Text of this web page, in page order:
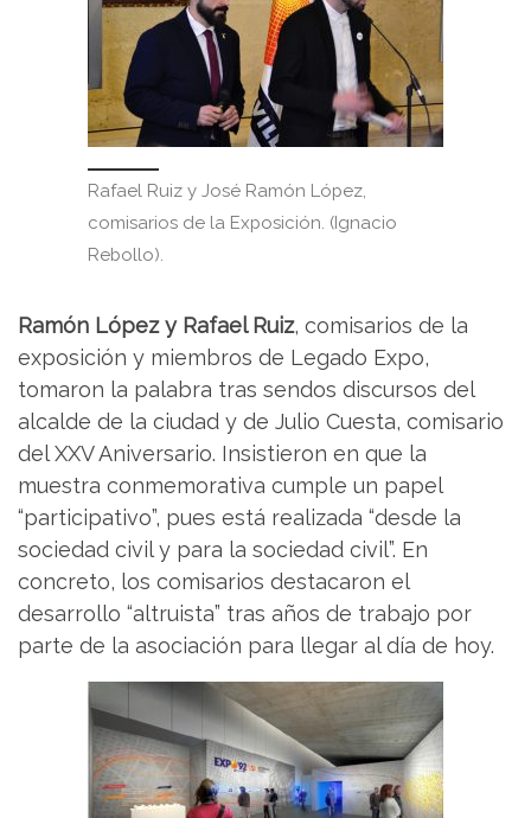
Rafael Ruiz y José Ramón López,
comisarios de la Exposición. (Ignacio
Rebollo).
Ramón López y Rafael Ruiz, comisarios de la
exposición y miembros de Legado Expo,
tomaron la palabra tras sendos discursos del
alcalde de la ciudad y de Julio Cuesta, comisario
del XXV Aniversario. Insistieron en que la
muestra conmemorativa cumple un papel
“participativo”, pues está realizada “desde la
sociedad civil y para la sociedad civil”. En
concreto, los comisarios destacaron el
desarrollo “altruista” tras años de trabajo por
parte de la asociación para llegar al día de hoy.